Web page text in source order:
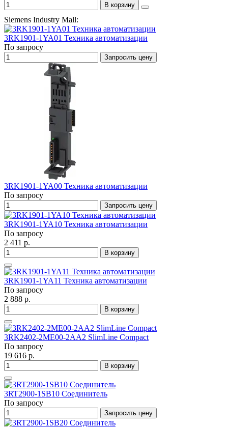
В корзину
Siemens Industry Mall:
3RK1901-1YA01 Техника автоматизации
По запросу
Запросить цену
3RK1901-1YA00 Техника автоматизации
По запросу
Запросить цену
3RK1901-1YA10 Техника автоматизации
По запросу
2 411 р.
В корзину
3RK1901-1YA11 Техника автоматизации
По запросу
2 888 р.
В корзину
3RK2402-2ME00-2AA2 SlimLine Compact
По запросу
19 616 р.
В корзину
3RT2900-1SB10 Соединитель
По запросу
Запросить цену